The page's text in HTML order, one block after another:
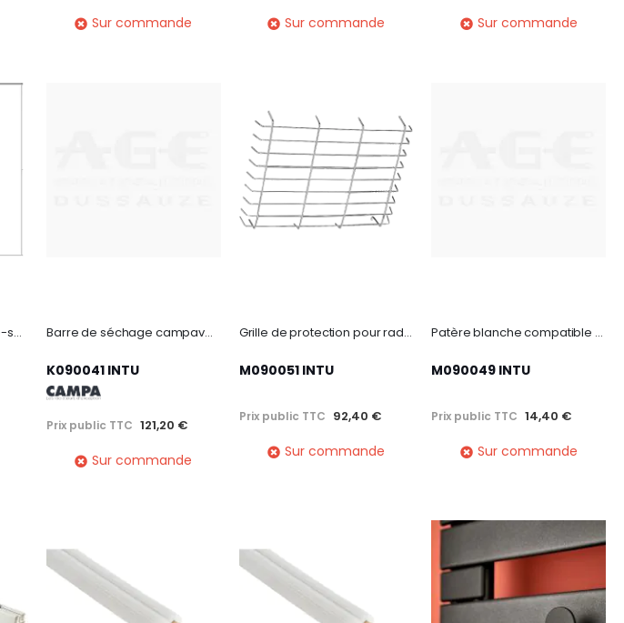
Sur commande Sur commande Sur commande
Kit résistance pour sèche-serviettes mixte 0500W Barre de séchage campaver bains blanc mat
K090041 INTU
Prix public TTC 121,20 €
Sur commande
Grille de protection pour radiateur Infrarouge court 3 kW
M090051 INTU
Prix public TTC 92,40 €
Sur commande
Patère blanche compatible radiateur sèche-serviettes Ezybain
M090049 INTU
Prix public TTC 14,40 €
Sur commande